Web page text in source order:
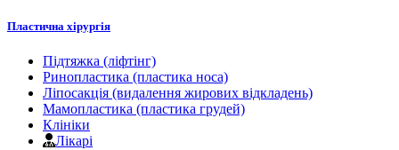
Пластична хірургія
Підтяжка (ліфтінг)
Ринопластика (пластика носа)
Ліпосакція (видалення жирових відкладень)
Мамопластика (пластика грудей)
Клініки
Лікарі